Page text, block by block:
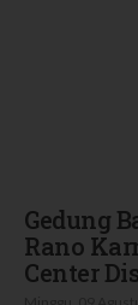
Gedung
Rano
Center